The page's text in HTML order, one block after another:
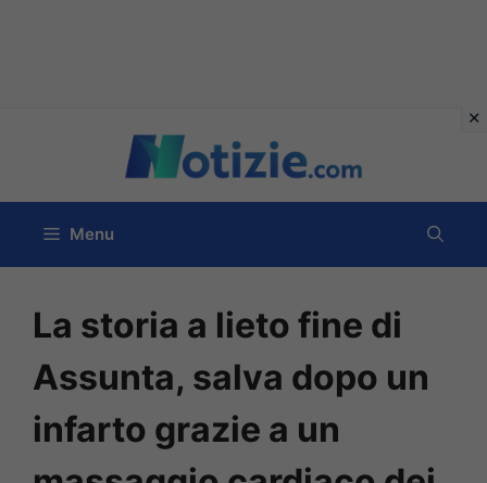
contenuto
Menu
La storia a lieto fine di
Assunta, salva dopo un
infarto grazie a un